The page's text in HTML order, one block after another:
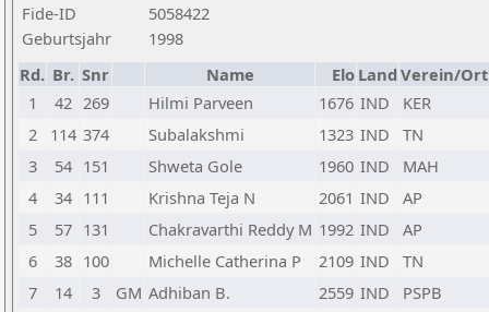
Fide-ID
5058422
Geburtsjahr
1998
Rd. Br. Snr Name Elo Land Verein/Ort
1
42 269 Hilmi Parveen 1676 IND
KER
2
114 374 Subalakshmi 1323 IND
TN
3
54 151 Shweta Gole 1960 IND
MAH
4
34 111 Krishna Teja N 2061 IND
AP
5
57 131 Chakravarthi Reddy M 1992 IND
AP
6
38 100 Michelle Catherina P 2109 IND
TN
7
14 3 GM Adhiban B. 2559 IND
PSPB